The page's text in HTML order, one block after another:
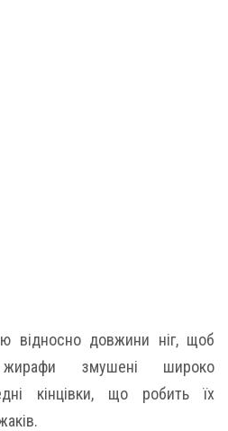
відносно довжини ніг, щоб
змушені широко
кінцівки, що робить їх